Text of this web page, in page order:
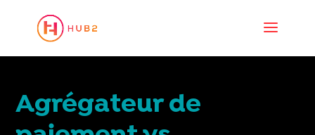
Agrégateur de